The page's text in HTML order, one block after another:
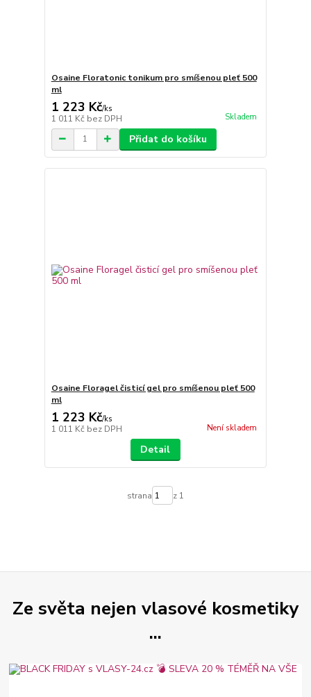
Osaine Floratonic tonikum pro smíšenou pleť 500
ml
1 223 Kč/ks
1 011 Kč bez DPH Skladem
Přidat do košíku
Osaine Floragel čisticí gel pro smíšenou pleť 500
ml
1 223 Kč/ks
1 011 Kč bez DPH Není skladem
Detail
strana z 1
Ze světa nejen vlasové kosmetiky
...